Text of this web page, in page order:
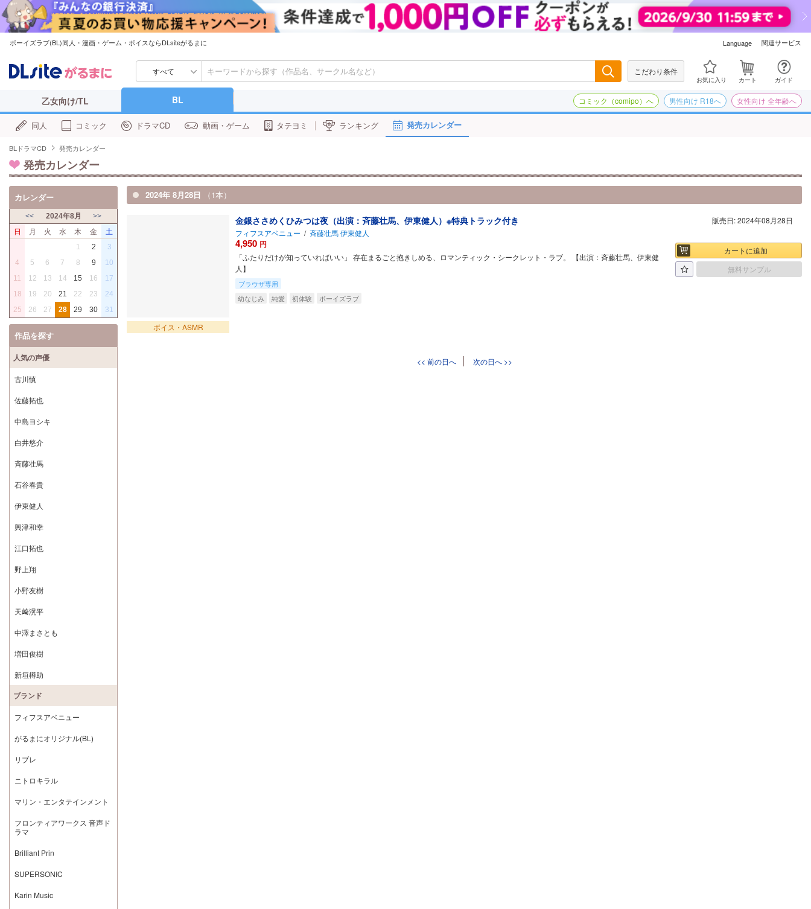
ボーイズラブ(BL)同人・漫画・ゲーム・ボイスならDLsiteがるまに Language 関連サービス
すべて こだわり条件
お気に入り カート ガイド
乙女向け/TL BL コミック（comipo）へ 男性向け R18へ 女性向け 全年齢へ
同人 コミック ドラマCD 動画・ゲーム タテヨミ ランキング 発売カレンダー
BLドラマCD 発売カレンダー
発売カレンダー
2024年 8月28日 （1本）
ボイス・ASMR
金銀ささめくひみつは夜（出演：斉藤壮馬、伊東健人）※特典トラック付き
フィフスアベニュー / 斉藤壮馬伊東健人
4,950 円
「ふたりだけが知っていればいい」 存在まるごと抱きしめる、ロマンティック・シークレット・ラブ。 【出演：斉藤壮馬、伊東健
人】
ブラウザ専用
幼なじみ
純愛 初体験 ボーイズラブ
販売日: 2024年08月28日
カートに追加
無料サンプル
<< 前の日へ 次の日へ >>
カレンダー
<< 2024年8月 >>
日 月 火 水 木 金 土
1 2
3
4
5 6 7 8 9
10
11
12 13 14 15 16
17
18
19 20 21 22 23
24
25
26 27 28 29 30 31
作品を探す
人気の声優
古川慎
佐藤拓也
中島ヨシキ
白井悠介
斉藤壮馬
石谷春貴
伊東健人
興津和幸
江口拓也
野上翔
小野友樹
天﨑滉平
中澤まさとも
増田俊樹
新垣樽助
ブランド
フィフスアベニュー
がるまにオリジナル(BL)
リブレ
ニトロキラル
マリン・エンタテインメント
フロンティアワークス 音声ド
ラマ
Brilliant Prin
SUPERSONIC
Karin Music